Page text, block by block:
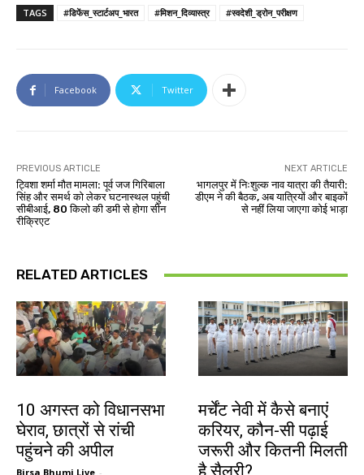
TAGS #डिफेंस_स्टार्टअप_भारत #मिशन_दिव्यास्त्र #स्वदेशी_ड्रोन_परीक्षण
Facebook Twitter
PREVIOUS ARTICLE
ट्विशा शर्मा मौत मामला: पूर्व जज गिरिबाला
सिंह और समर्थ को लेकर घटनास्थल पहुंची
सीबीआई, 80 किलो की डमी से होगा सीन
रीक्रिएट
NEXT ARTICLE
भागलपुर में निःशुल्क नाव यात्रा की तैयारी:
डीएम ने की बैठक, अब यात्रियों और बाइकों
से नहीं लिया जाएगा कोई भाड़ा
RELATED ARTICLES
10 अगस्त को विधानसभा
घेराव, छात्रों से रांची
पहुंचने की अपील
Birsa Bhumi Live -
मर्चेंट नेवी में कैसे बनाएं
करियर, कौन-सी पढ़ाई
जरूरी और कितनी मिलती